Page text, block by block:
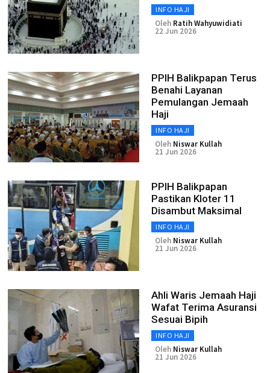
INFO HAJI
Oleh Ratih Wahyuwidiati
22 Jun 2026
PPIH Balikpapan Terus
Benahi Layanan
Pemulangan Jemaah
Haji
INFO HAJI
Oleh Niswar Kullah
21 Jun 2026
PPIH Balikpapan
Pastikan Kloter 11
Disambut Maksimal
INFO HAJI
Oleh Niswar Kullah
21 Jun 2026
Ahli Waris Jemaah Haji
Wafat Terima Asuransi
Sesuai Bipih
INFO HAJI
Oleh Niswar Kullah
21 Jun 2026